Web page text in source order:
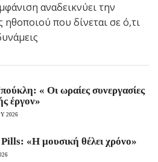
αναδεικνύει την
ηθοποιού που δίνεται σε ό,τι
« Οι ωραίες συνεργασίες
έργον»
2026
«Η μουσική θέλει χρόνο»